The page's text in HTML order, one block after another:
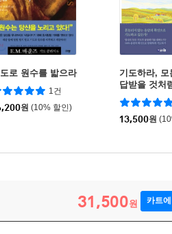
로 원수를 밟으라
1건
원 (10% 할인)
기도하라,
답받을 것처
13,500원
31,500원 카트에